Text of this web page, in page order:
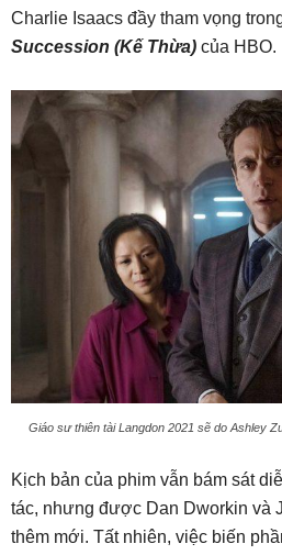
Charlie Isaacs đầy tham vọng
Succession (Kế Thừa) của HBO.
Giáo sư thiên tài Langdon 2021 sẽ do Ashley
Kịch bản của phim vẫn bám sát
tác, nhưng được Dan Dworkin và
thêm mới. Tất nhiên, việc biến